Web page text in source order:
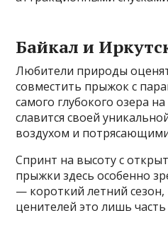
Байкал и
Любители природы
совместить прыжок с
самого глубокого озера
славится своей
воздухом и
Спринт на высоту с
прыжки здесь особенно
— короткий летний
ценителей это лишь